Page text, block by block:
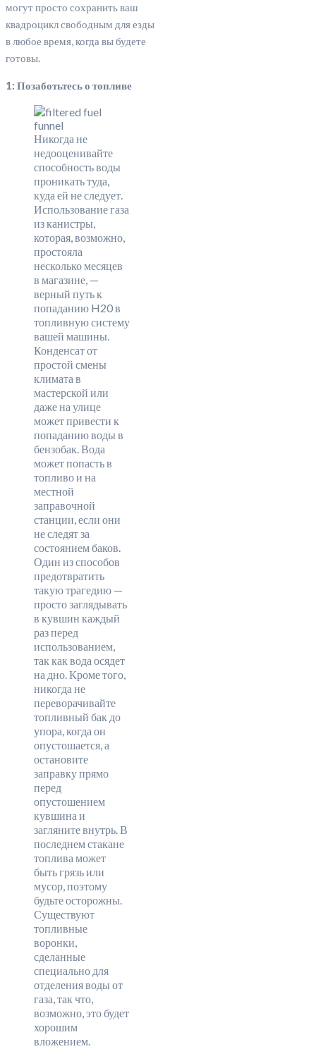
могут просто сохранить ваш
квадроцикл свободным для езды
в любое время, когда вы будете
готовы.
1: Позаботьтесь о топливе
Никогда не
недооценивайте
способность воды
проникать туда,
куда ей не следует.
Использование газа
из канистры,
которая, возможно,
простояла
несколько месяцев
в магазине, —
верный путь к
попаданию H20 в
топливную систему
вашей машины.
Конденсат от
простой смены
климата в
мастерской или
даже на улице
может привести к
попаданию воды в
бензобак. Вода
может попасть в
топливо и на
местной
заправочной
станции, если они
не следят за
состоянием баков.
Один из способов
предотвратить
такую трагедию —
просто заглядывать
в кувшин каждый
раз перед
использованием,
так как вода осядет
на дно. Кроме того,
никогда не
переворачивайте
топливный бак до
упора, когда он
опустошается, а
остановите
заправку прямо
перед
опустошением
кувшина и
загляните внутрь. В
последнем стакане
топлива может
быть грязь или
мусор, поэтому
будьте осторожны.
Существуют
топливные
воронки,
сделанные
специально для
отделения воды от
газа, так что,
возможно, это будет
хорошим
вложением.